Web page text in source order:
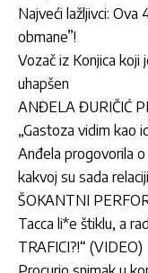
Najveći lažljivci: Ova
obmane”!
Vozač iz Konjica koji
uhapšen
ANĐELA ĐURIČIĆ
„Gastoza vidim kao
Anđela progovorila
kakvoj su sada
ŠOKANTNI
Tacca li*e štiklu, a
TRAFICI?!“ (VIDEO)